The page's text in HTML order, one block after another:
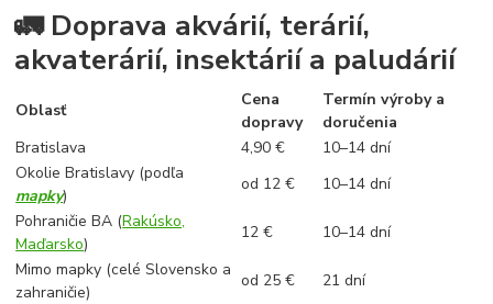
🚛 Doprava akvárií, terárií,
akvaterárií, insektárií a paludárií
Oblasť
Cena
dopravy
Termín výroby a
doručenia
Bratislava
4,90 €
10–14 dní
Okolie Bratislavy (podľa
mapky)
od 12 €
10–14 dní
Pohraničie BA (Rakúsko,
Maďarsko)
12 €
10–14 dní
Mimo mapky (celé Slovensko a
zahraničie)
od 25 €
21 dní